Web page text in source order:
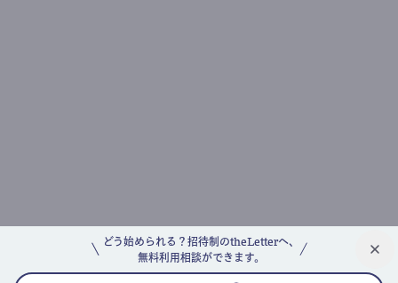
どう始められる？招待制のtheLetterへ、
無料利用相談ができます。